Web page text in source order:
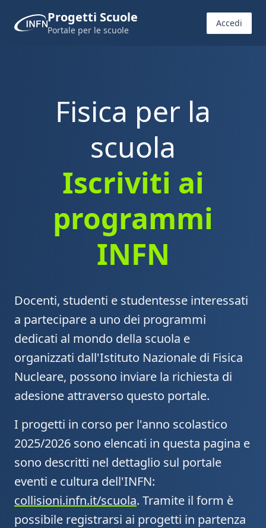
Progetti Scuole
Portale per le scuole
Accedi
Fisica per la
scuola
Iscriviti ai
programmi
INFN
Docenti, studenti e studentesse interessati
a partecipare a uno dei programmi
dedicati al mondo della scuola e
organizzati dall'Istituto Nazionale di Fisica
Nucleare, possono inviare la richiesta di
adesione attraverso questo portale.
I progetti in corso per l'anno scolastico
2025/2026 sono elencati in questa pagina e
sono descritti nel dettaglio sul portale
eventi e cultura dell'INFN:
collisioni.infn.it/scuola. Tramite il form è
possibile registrarsi ai progetti in partenza